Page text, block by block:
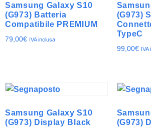
Samsung Galaxy S10
(G973) Batteria
Compatibile PREMIUM
79,00€ IVA inclusa
(G973)
TypeC
99,00€ IVA
Samsung Galaxy S10
(G973) Display Black
(G973)